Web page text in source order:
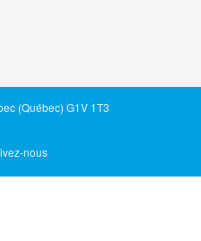
(Québec) G1V 1T3
nous